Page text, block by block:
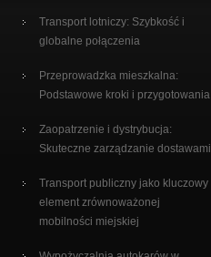
Transport lotniczy: Szybkość i
globalne połączenia
Przeprowadzka mieszkalna:
Podstawowe kroki i przygotowania
Zaopatrzenie i dystrybucja:
Skuteczne zarządzanie dostawami
Transport publiczny jako kluczowy
element zrównoważonej
mobilności miejskiej